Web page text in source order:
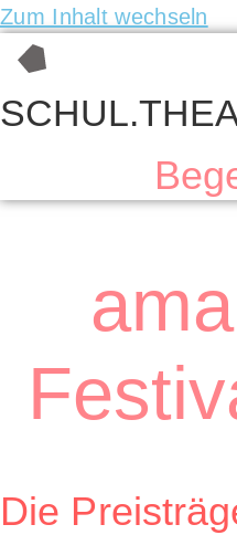
Zum Inhalt wechseln
Die